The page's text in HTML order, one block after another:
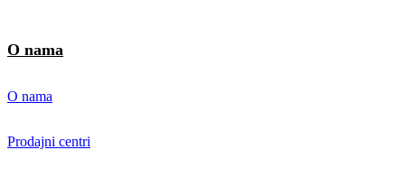
O nama
O nama
Prodajni centri